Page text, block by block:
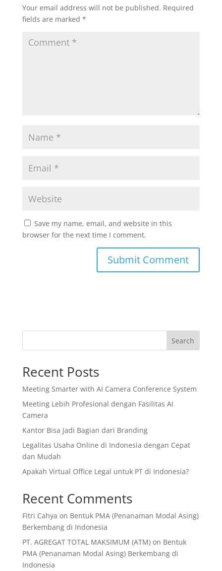
Your email address will not be published. Required
fields are marked *
Save my name, email, and website in this
browser for the next time I comment.
Search
Recent Posts
Meeting Smarter with AI Camera Conference System
Meeting Lebih Profesional dengan Fasilitas AI
Camera
Kantor Bisa Jadi Bagian dari Branding
Legalitas Usaha Online di Indonesia dengan Cepat
dan Mudah
Apakah Virtual Office Legal untuk PT di Indonesia?
Recent Comments
Fitri Cahya on Bentuk PMA (Penanaman Modal Asing)
Berkembang di Indonesia
PT. AGREGAT TOTAL MAKSIMUM (ATM)on Bentuk
PMA (Penanaman Modal Asing) Berkembang di
Indonesia